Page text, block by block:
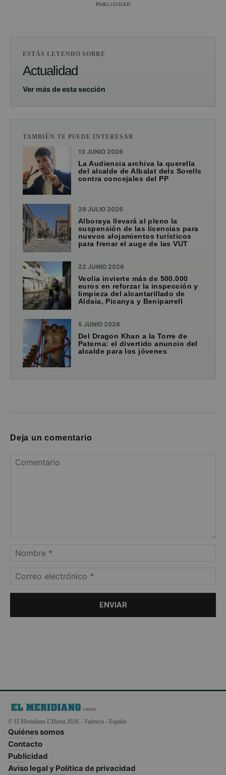
PUBLICIDAD
ESTÁS LEYENDO SOBRE
Actualidad
Ver más de esta sección
TAMBIÉN TE PUEDE INTERESAR
13 JUNIO 2026
La Audiencia archiva la querella
del alcalde de Albalat dels Sorells
contra concejales del PP
29 JULIO 2026
Alboraya llevará al pleno la
suspensión de las licencias para
nuevos alojamientos turísticos
para frenar el auge de las VUT
22 JUNIO 2026
Veolia invierte más de 500.000
euros en reforzar la inspección y
limpieza del alcantarillado de
Aldaia, Picanya y Beniparrell
5 JUNIO 2026
Del Dragon Khan a la Torre de
Paterna: el divertido anuncio del
alcalde para los jóvenes
Deja un comentario
© El Meridiano L'Horta 2026 - Valencia - España
Quiénes somos
Contacto
Publicidad
Aviso legal y Política de privacidad